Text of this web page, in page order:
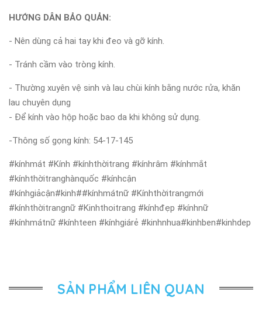
HƯỚNG DẪN BẢO QUẢN:
- Nên dùng cả hai tay khi đeo và gỡ kính.
- Tránh cầm vào tròng kính.
- Thường xuyên vệ sinh và lau chùi kính bằng nước rửa, khăn
lau chuyên dụng
- Để kính vào hộp hoặc bao da khi không sử dụng.
-Thông số gọng kính: 54-17-145
#kínhmát #Kính #kínhthờitrang #kínhrâm #kínhmắt
#kínhthờitranghànquốc #kínhcận
#kínhgiảcận#kinh##kínhmátnữ #Kínhthờitrangmới
#kínhthờitrangnữ #Kinhthoitrang #kínhđẹp #kínhnữ
#kínhmátnữ #kínhteen #kínhgiárẻ #kinhnhua#kinhben#kinhdep
SẢN PHẨM LIÊN QUAN